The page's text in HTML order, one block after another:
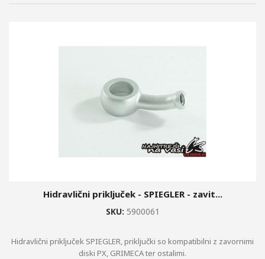
Hidravlični priključek - SPIEGLER - zavit...
SKU: 5900061
Hidravlični priključek SPIEGLER, priključki so kompatibilni z zavornimi
diski PX, GRIMECA ter ostalimi.